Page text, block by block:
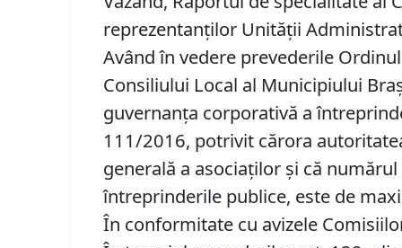
reprezentanţilor Unităţii
Având în vedere prevederile
Consiliului Local al Municipiului
guvernanţa corporativă a
111/2016, potrivit cărora
generală a asociaţilor şi că
întreprinderile publice, este de
În conformitate cu avizele